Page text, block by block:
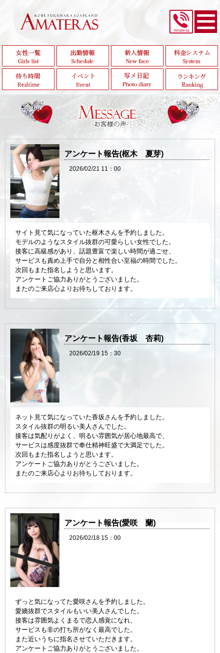
アンケート報告(枢木 夏芽)
2026/02/21 11：00
サイト見て気になっていた枢木さんを予約しました。
モデルのようなスタイル抜群の可愛らしい女性でした。
接客に高級感があり、話題豊富で楽しい時間が過ごせ、
サービスも責め上手で自分と相性合い至福の時間でした。
次回もまた指名しようと思います。
アンケートご協力ありがとうございました。
またのご来店心よりお待ちしております。
アンケート報告(香坂 杏莉)
2026/02/19 15：30
ネット見て気になっていた香坂さんを予約しました。
スタイル抜群の明るい美人さんでした。
接客は気配りがよく、明るい雰囲気が居心地最高で、
サービスは感度抜群で奉仕精神旺盛で大満足でした。
次回もまた指名しようと思います。
アンケートご協力ありがとうございました。
またのご来店心よりお待ちしております。
アンケート報告(愛咲 蘭)
2026/02/18 15：00
ずっと気になってた愛咲さんを予約しました。
愛嬌抜群でスタイルもいい美人さんでした。
接客は雰囲気よくまるで恋人感覚になれ、
サービスも非の打ち所がなく最高でした。
また近いうちに指名させていただきます。
アンケートご協力ありがとうございました。